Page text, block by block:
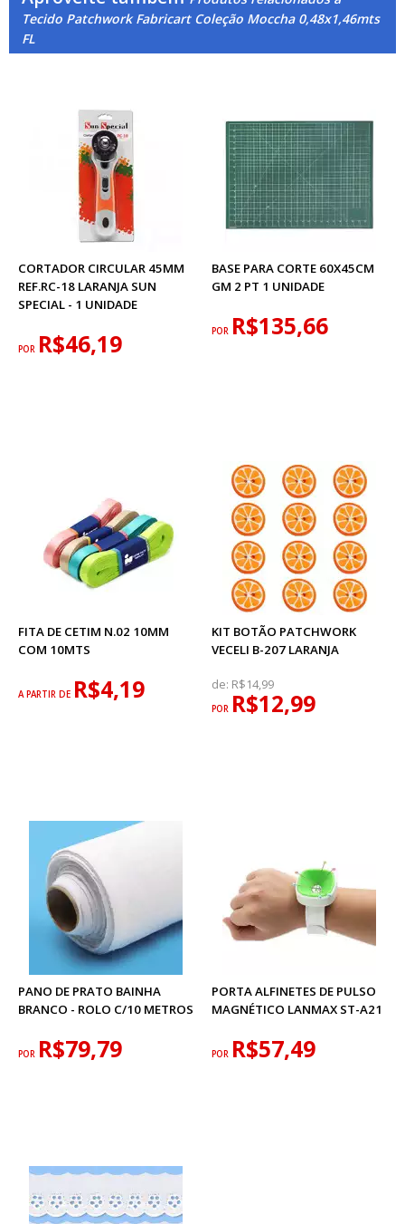
Tecido Patchwork Fabricart Coleção Moccha 0,48x1,46mts
FL
CORTADOR CIRCULAR 45MM
REF.RC-18 LARANJA SUN
SPECIAL - 1 UNIDADE
POR R$46,19
BASE PARA CORTE 60X45CM
GM 2 PT 1 UNIDADE
POR R$135,66
FITA DE CETIM N.02 10MM
COM 10MTS
A PARTIR DE R$4,19
KIT BOTÃO PATCHWORK
VECELI B-207 LARANJA
de: R$14,99
POR R$12,99
PANO DE PRATO BAINHA
BRANCO - ROLO C/10 METROS
POR R$79,79
PORTA ALFINETES DE PULSO
MAGNÉTICO LANMAX ST-A21
POR R$57,49